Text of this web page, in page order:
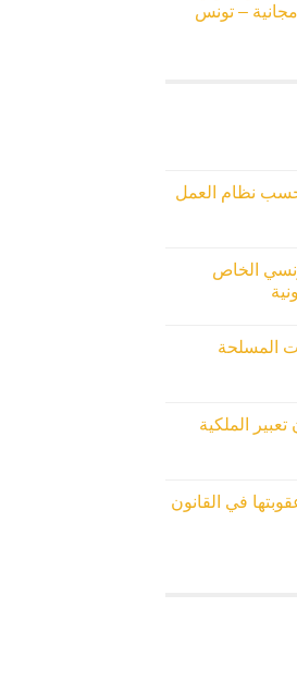
– تونس
نظام العمل
الخاص
المسلحة
الملكية
في القانون